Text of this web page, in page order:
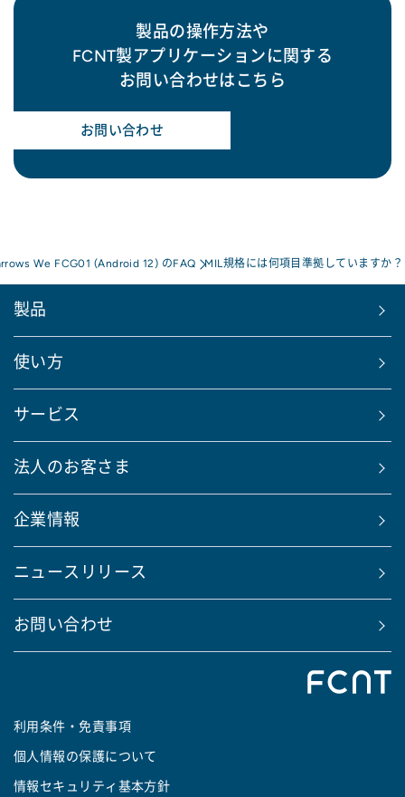
製品の操作方法や
FCNT製アプリケーションに関する
お問い合わせはこちら
お問い合わせ
We FCG01 (Android 12) のFAQ MIL規格には何項目準拠していますか？
製品
使い方
サービス
法人のお客さま
企業情報
ニュースリリース
お問い合わせ
利用条件・免責事項
個人情報の保護について
情報セキュリティ基本方針